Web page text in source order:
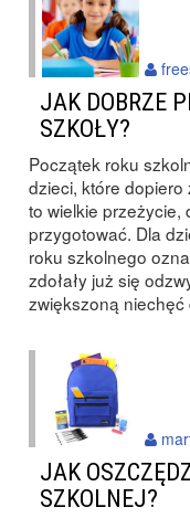
JAK DOBRZE
SZKOŁY?
Początek roku
dzieci, które
to wielkie przeżycie,
przygotować. Dla
roku szkolnego
zdołały już się
zwiększoną niechęć
JAK
SZKOLNEJ?